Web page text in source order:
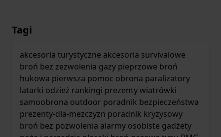
Tagi
akcesoria turystyczne akcesoria survivalowe
broń bez zezwolenia gazy pieprzowe broń
hukowa pierwsza pomoc obrona paralizatory
latarki odzież rankingi prezentywiatrówki
samoobrona outdoor poradnik bezpieczeństwa
prezenty-dla-mezczyzn poradnik kryzysowy
broń bez pozwolenia alarmy osobiste gadżety